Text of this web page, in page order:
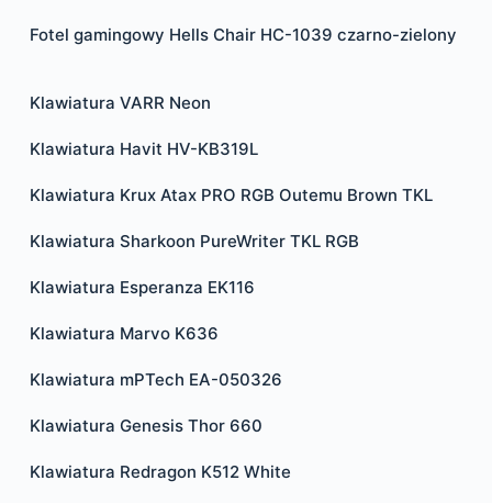
Fotel gamingowy Hells Chair HC-1039 czarno-zielony
Klawiatura VARR Neon
Klawiatura Havit HV-KB319L
Klawiatura Krux Atax PRO RGB Outemu Brown TKL
Klawiatura Sharkoon PureWriter TKL RGB
Klawiatura Esperanza EK116
Klawiatura Marvo K636
Klawiatura mPTech EA-050326
Klawiatura Genesis Thor 660
Klawiatura Redragon K512 White